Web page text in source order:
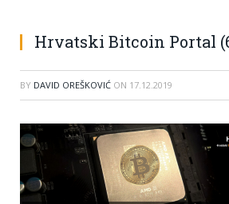
Hrvatski Bitcoin Portal
BY DAVID OREŠKOVIĆ ON 17.12.2019